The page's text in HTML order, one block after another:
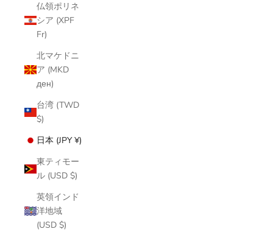
仏領ポリネ
シア (XPF
Fr)
北マケドニ
ア (MKD
ден)
台湾 (TWD
$)
日本 (JPY ¥)
東ティモー
ル (USD $)
英領インド
洋地域
(USD $)